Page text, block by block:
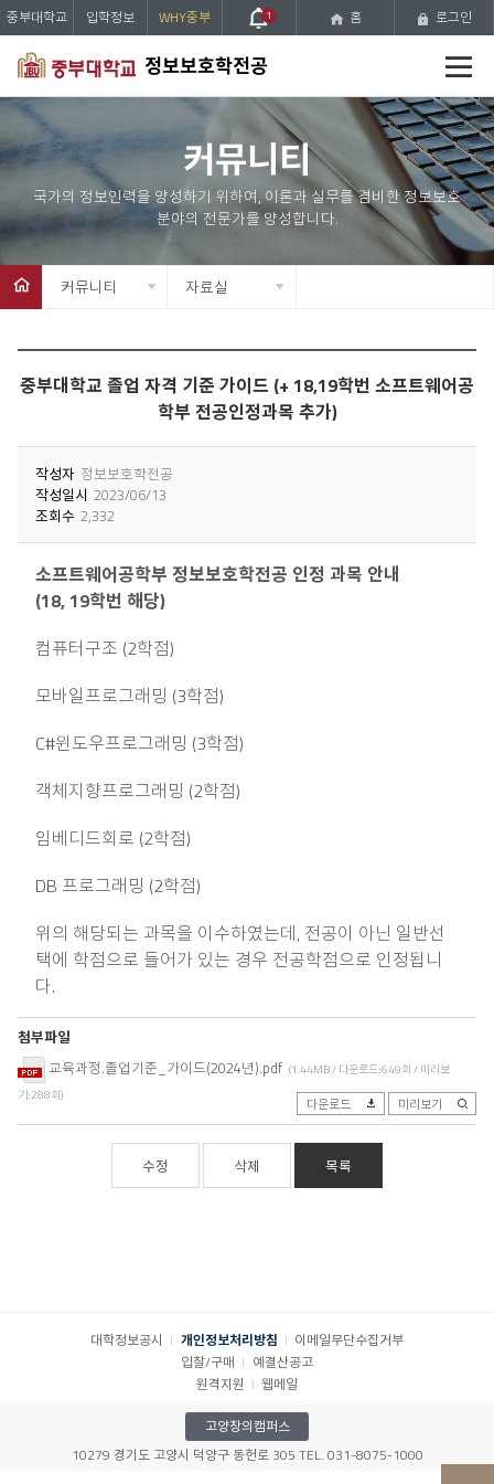
정보보호학전공
메
뉴
중부대학교 입학정보 WHY중부 1 홈 로그인
커뮤니티
커뮤니티 자료실
중부대학교 졸업 자격 기준 가이드 (+ 18,19학번 소프트웨어공
학부 전공인정과목 추가)
작성자 정보보호학전공
작성일시 2023/06/13
조회수 2,332
소프트웨어공학부 정보보호학전공 인정 과목 안내
(18, 19학번 해당)
컴퓨터구조 (2학점)
모바일프로그래밍 (3학점)
C#윈도우프로그래밍 (3학점)
객체지향프로그래밍 (2학점)
임베디드회로 (2학점)
DB 프로그래밍 (2학점)
위의 해당되는 과목을 이수하였는데, 전공이 아닌 일반선
택에 학점으로 들어가 있는 경우 전공학점으로 인정됩니
다.
첨부파일
교육과정.졸업기준_가이드(2024년).pdf (1.44MB / 다운로드:649회 / 미리보
기:288회)
다운로드 미리보기
수정 삭제 목록
대학정보공시 개인정보처리방침
이메일무단수집거부
입찰/구매
예결산공고
원격지원
웹메일
고양창의캠퍼스
10279 경기도 고양시 덕양구 동헌로 305 TEL. 031-8075-1000